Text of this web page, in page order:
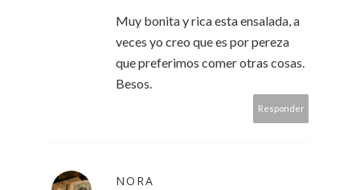
Muy bonita y rica esta ensalada, a
veces yo creo que es por pereza
que preferimos comer otras cosas.
Besos.
Responder
NORA